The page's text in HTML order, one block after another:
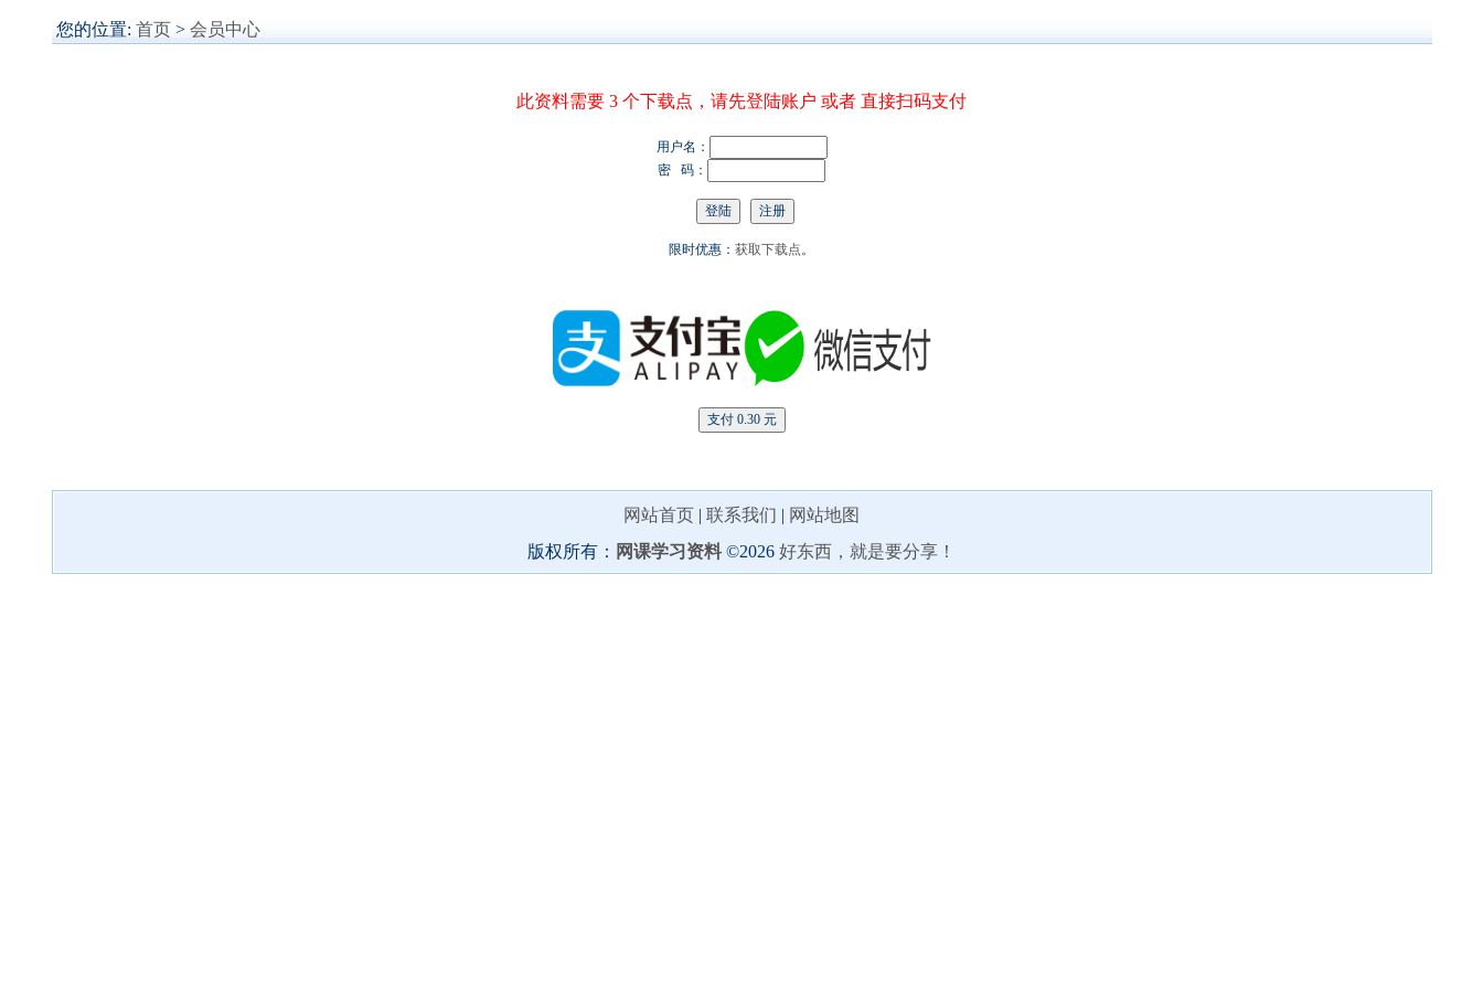
您的位置: 首页> 会员中心
此资料需要 3 个下载点，请先登陆账户 或者 直接扫码支付
用户名：
密 码：
限时优惠： 获取下载点。
网站首页 | 联系我们 | 网站地图
版权所有： 网课学习资料©2026 好东西，就是要分享！